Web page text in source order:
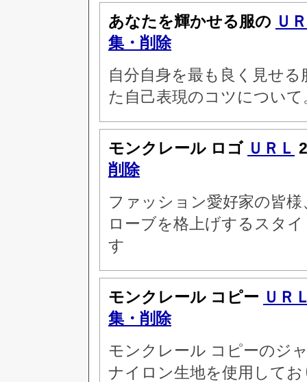
あなたを輝かせる服の Ｕ
集・削除
自分自身を最も良く見せ
た自己表現のコツについて
モンクレール ロゴ ＵＲＬ
削除
ファッション愛好家の皆
ローブを格上げするスタ
す
モンクレール コピー ＵＲ
集・削除
モンクレール コピーのジ
ナイロン生地を使用して